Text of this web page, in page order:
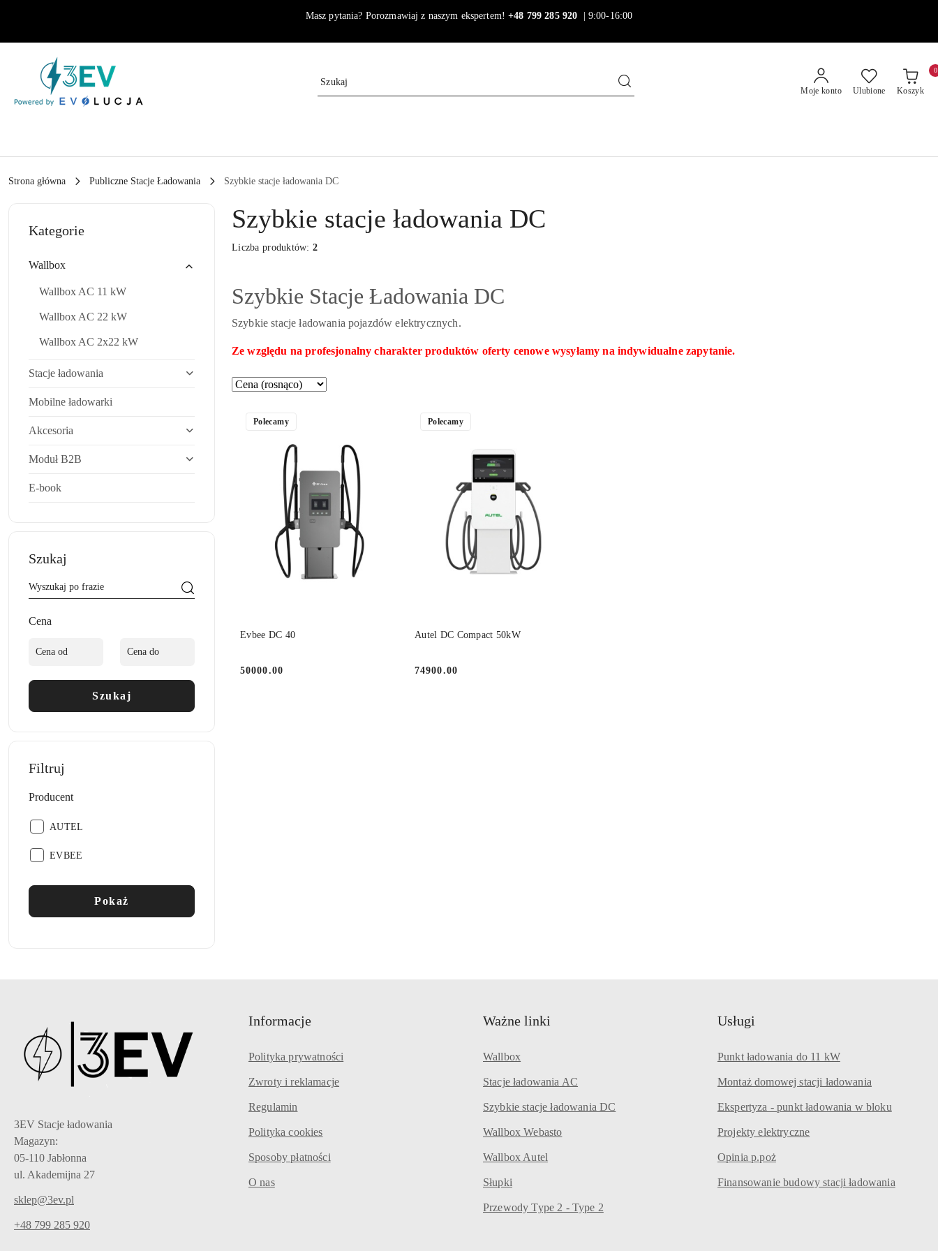
Masz pytania? Porozmawiaj z naszym ekspertem!+48 799 285 920 | 9:00-16:00
Moje konto Ulubione Koszyk
0
Strona główna Publiczne Stacje Ładowania Szybkie stacje ładowania DC
Kategorie
Wallbox
Wallbox AC 11 kW
Wallbox AC 22 kW
Wallbox AC 2x22 kW
Stacje ładowania
Mobilne ładowarki
Akcesoria
Moduł B2B
E-book
Szukaj
Cena
Szukaj
Filtruj
Producent
Producent:
AUTEL
Producent:
EVBEE
Pokaż
Szybkie stacje ładowania DC
Liczba produktów:2
Szybkie Stacje Ładowania DC
Szybkie stacje ładowania pojazdów elektrycznych.
Ze względu na profesjonalny charakter produktów oferty cenowe wysyłamy na indywidualne zapytanie.
Zastosowano
Cena
Sortuj
Evbee DC 40
Cena:
50000.00
Polecamy
Autel DC Compact 50kW
Cena:
74900.00
Polecamy
DO KOSZYKA
3EV Stacje ładowania
Magazyn:
05-110 Jabłonna
ul. Akademijna 27
sklep@3ev.pl
+48 799 285 920
Informacje
Polityka prywatności
Zwroty i reklamacje
Regulamin
Polityka cookies
Sposoby płatności
O nas
Ważne linki
Wallbox
Stacje ładowania AC
Szybkie stacje ładowania DC
Wallbox Webasto
Wallbox Autel
Słupki
Przewody Type 2 - Type 2
Usługi
Punkt ładowania do 11 kW
Montaż domowej stacji ładowania
Ekspertyza - punkt ładowania w bloku
Projekty elektryczne
Opinia p.poż
Finansowanie budowy stacji ładowania